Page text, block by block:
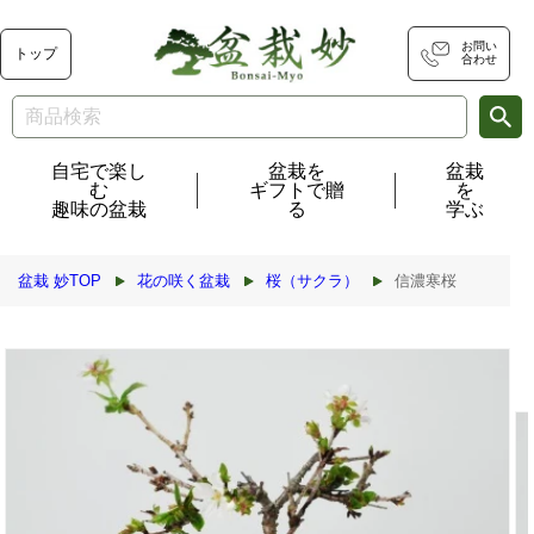
ンツに
進む
トップ
お問い
合わせ
自宅で楽し
む
趣味の盆栽
盆栽を
ギフトで贈
る
盆栽
を
学ぶ
盆栽 妙TOP 花の咲く盆栽 桜（サクラ） 信濃寒桜
商品情